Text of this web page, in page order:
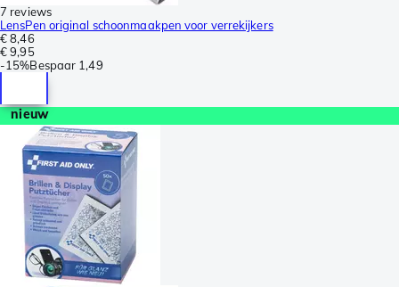
7 reviews
LensPen original schoonmaakpen voor verrekijkers
€ 8,46
€ 9,95
-15%Bespaar 1,49
nieuw